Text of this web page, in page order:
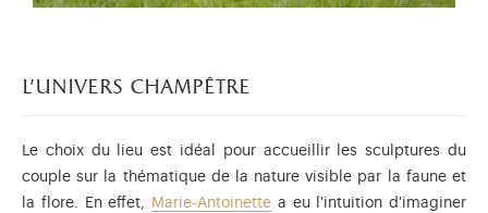
l'univers champêtre
Le choix du lieu est idéal pour accueillir les sculptures du
couple sur la thématique de la nature visible par la faune et
la flore. En effet,
Marie-Antoinette a eu l'intuition d'imaginer